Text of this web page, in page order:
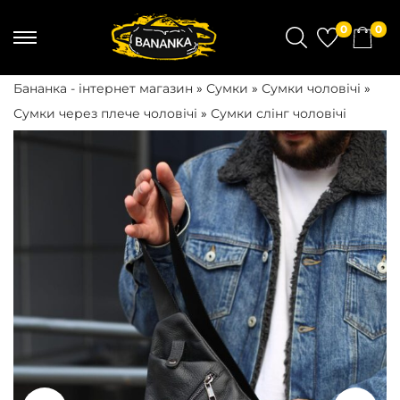
S
k
t
o
n
a
v
i
g
t
i
S
k
t
o
c
o
n
t
e
t
0 0
Бананка - інтернет магазин » Сумки » Сумки чоловічі »
Сумки через плече чоловічі » Сумки слінг чоловічі